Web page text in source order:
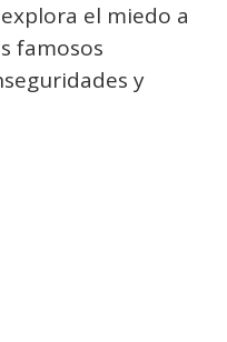
el miedo a
famosos
y